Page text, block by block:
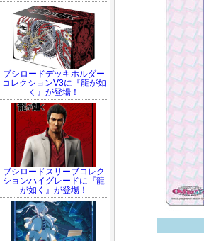
ブシロードデッキホルダー
コレクションV3に『龍が如
く』が登場！
ブシロードスリーブコレク
ションハイグレードに『龍
が如く』が登場！